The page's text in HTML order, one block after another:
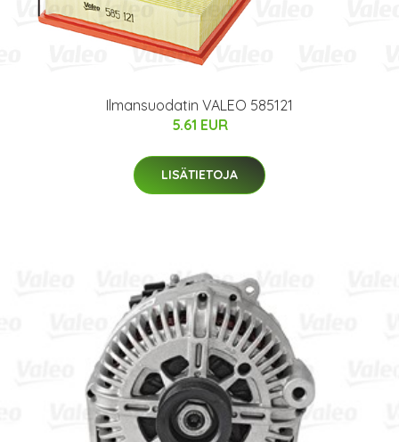
Ilmansuodatin VALEO 585121
5.61 EUR
LISÄTIETOJA